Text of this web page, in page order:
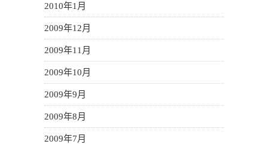
2010年1月
2009年12月
2009年11月
2009年10月
2009年9月
2009年8月
2009年7月